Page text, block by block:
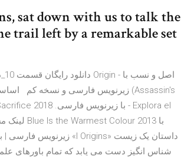
sat down with us to talk the
trail left by a remarkable set
شناس انگیز دست می یابد که تمام باورهای